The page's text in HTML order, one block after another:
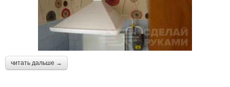
читать дальше →